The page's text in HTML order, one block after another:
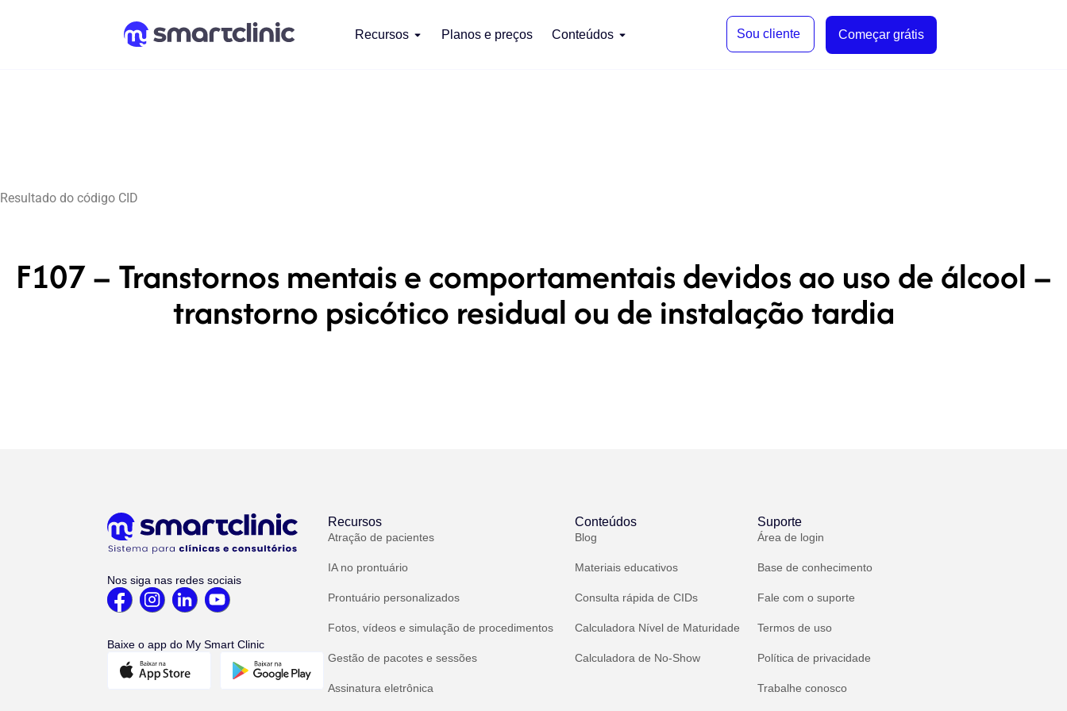
Recursos Planos e preços Conteúdos Sou cliente Começar grátis
Resultado do código CID
F107 – Transtornos mentais e comportamentais devidos ao uso de álcool –
transtorno psicótico residual ou de instalação tardia
Nos siga nas redes sociais
Baixe o app do My Smart Clinic
Recursos
Atração de pacientes
IA no prontuário
Prontuário personalizados
Fotos, vídeos e simulação de procedimentos
Gestão de pacotes e sessões
Assinatura eletrônica
Conteúdos
Blog
Materiais educativos
Consulta rápida de CIDs
Calculadora Nível de Maturidade
Calculadora de No-Show
Suporte
Área de login
Base de conhecimento
Fale com o suporte
Termos de uso
Política de privacidade
Trabalhe conosco